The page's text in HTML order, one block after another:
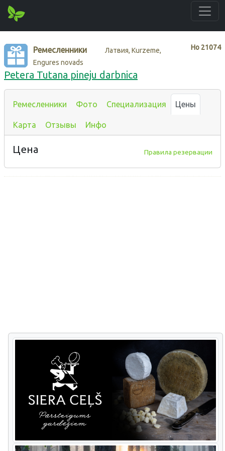
Нo 21074
Ремесленники
Латвия, Kurzeme,
Engures novads
Petera Tutana pineju darbnica
Ремесленники Фото Специализация Цены
Карта Отзывы Инфо
Цена Правила резервации